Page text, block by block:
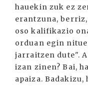
hauekin zuk ez
erantzuna,
oso kalifikazio
orduan egin
jarraitzen dute".
izan zinen? Bai,
apaiza.